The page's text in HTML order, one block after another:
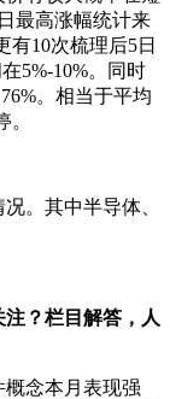
最高涨幅统计来
有10次梳理后5日
5%-10%。同时
。相当于平均
。其中半导体、
注？栏目解答，人
念本月表现强